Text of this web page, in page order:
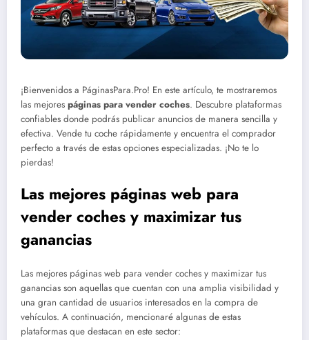
¡Bienvenidos a PáginasPara.Pro! En este artículo, te mostraremos
las mejores páginas para vender coches. Descubre plataformas
confiables donde podrás publicar anuncios de manera sencilla y
efectiva. Vende tu coche rápidamente y encuentra el comprador
perfecto a través de estas opciones especializadas. ¡No te lo
pierdas!
Las mejores páginas web para
vender coches y maximizar tus
ganancias
Las mejores páginas web para vender coches y maximizar tus
ganancias son aquellas que cuentan con una amplia visibilidad y
una gran cantidad de usuarios interesados en la compra de
vehículos. A continuación, mencionaré algunas de estas
plataformas que destacan en este sector: